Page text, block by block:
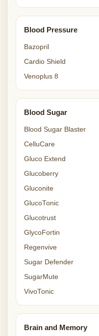
Blood Pressure
Bazopril
Cardio Shield
Venoplus 8
Blood Sugar
Blood Sugar Blaster
CelluCare
Gluco Extend
Glucoberry
Gluconite
GlucoTonic
Glucotrust
GlycoFortin
Regenvive
Sugar Defender
SugarMute
VivoTonic
Brain and Memory